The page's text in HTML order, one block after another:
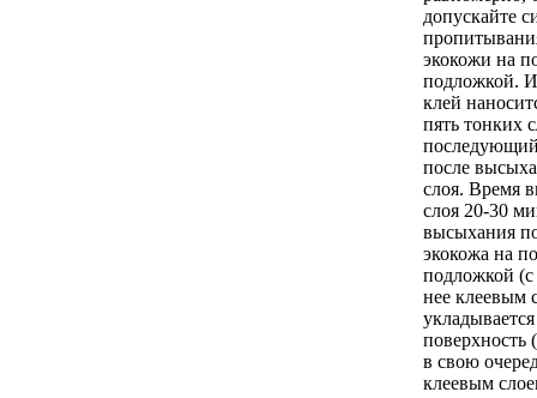
допускайте
экокожи на
подложкой.
клей
пять тонких
после
слоя. Время
слоя 20-30
высыхания
экокожа на
подложкой
нее клеевым
поверхность
в свою
клеевым